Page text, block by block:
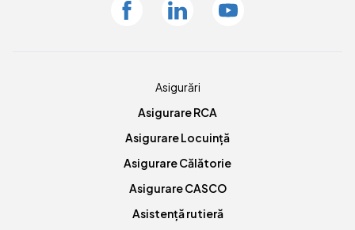
FacebookLinkedin Youtube
Asigurări
Asigurare RCA
Asigurare Locuință
Asigurare Călătorie
Asigurare CASCO
Asistență rutieră